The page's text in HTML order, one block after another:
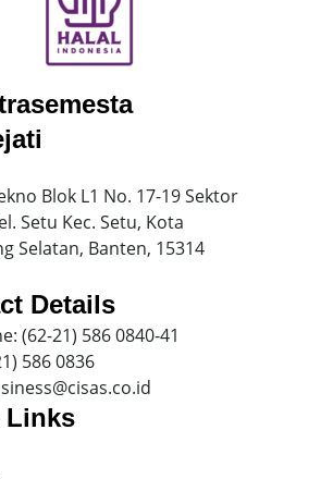
Blok L1 No. 17-19 Sektor
Setu Kec. Setu, Kota
Selatan, Banten, 15314
Details
(62-21) 586 0840-41
586 0836
Links